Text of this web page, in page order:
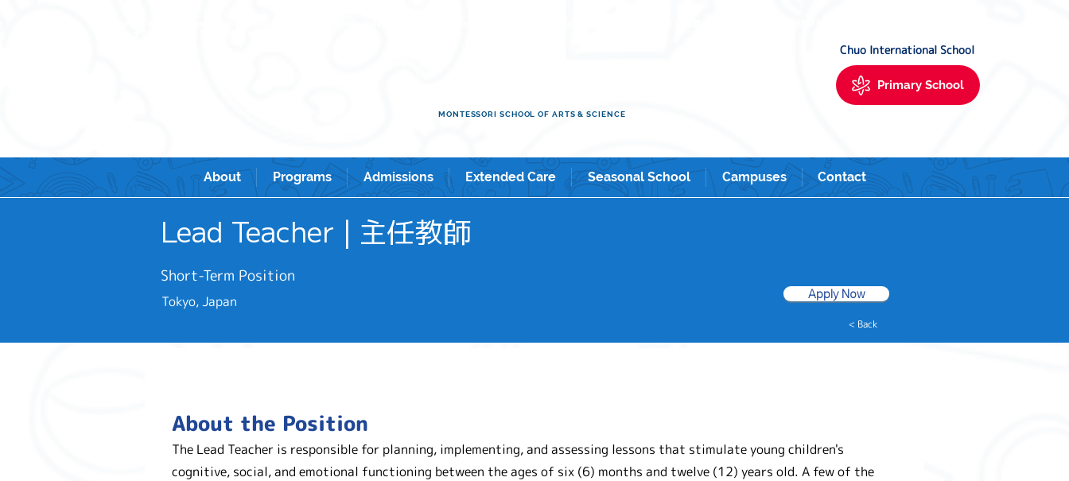
MONTESSORI SCHOOL OF ARTS & SCIENCE
Chuo International School
Primary School
About Programs Admissions Extended Care Seasonal School Campuses Contact
Lead Teacher | 主任教師
Short-Term Position
Tokyo, Japan Apply Now
< Back
About the Position
The Lead Teacher is responsible for planning, implementing, and assessing lessons that stimulate young children's
cognitive, social, and emotional functioning between the ages of six (6) months and twelve (12) years old. A few of the